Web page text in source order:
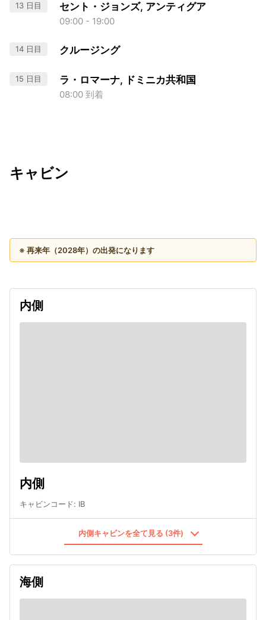
13 日目 セント・ジョンズ, アンティグア
09:00 - 19:00
14 日目 クルージング
15 日目 ラ・ロマーナ, ドミニカ共和国
08:00 到着
キャビン
※ 再来年（2028年）の出発になります
内側
内側
キャビンコード: IB
内側キャビンを全て見る (3件)
海側